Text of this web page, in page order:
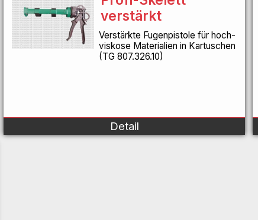
verstärkt
Verstärkte Fugenpistole für hoch-
viskose Materialien in Kartuschen
(TG 807.326.10)
Detail